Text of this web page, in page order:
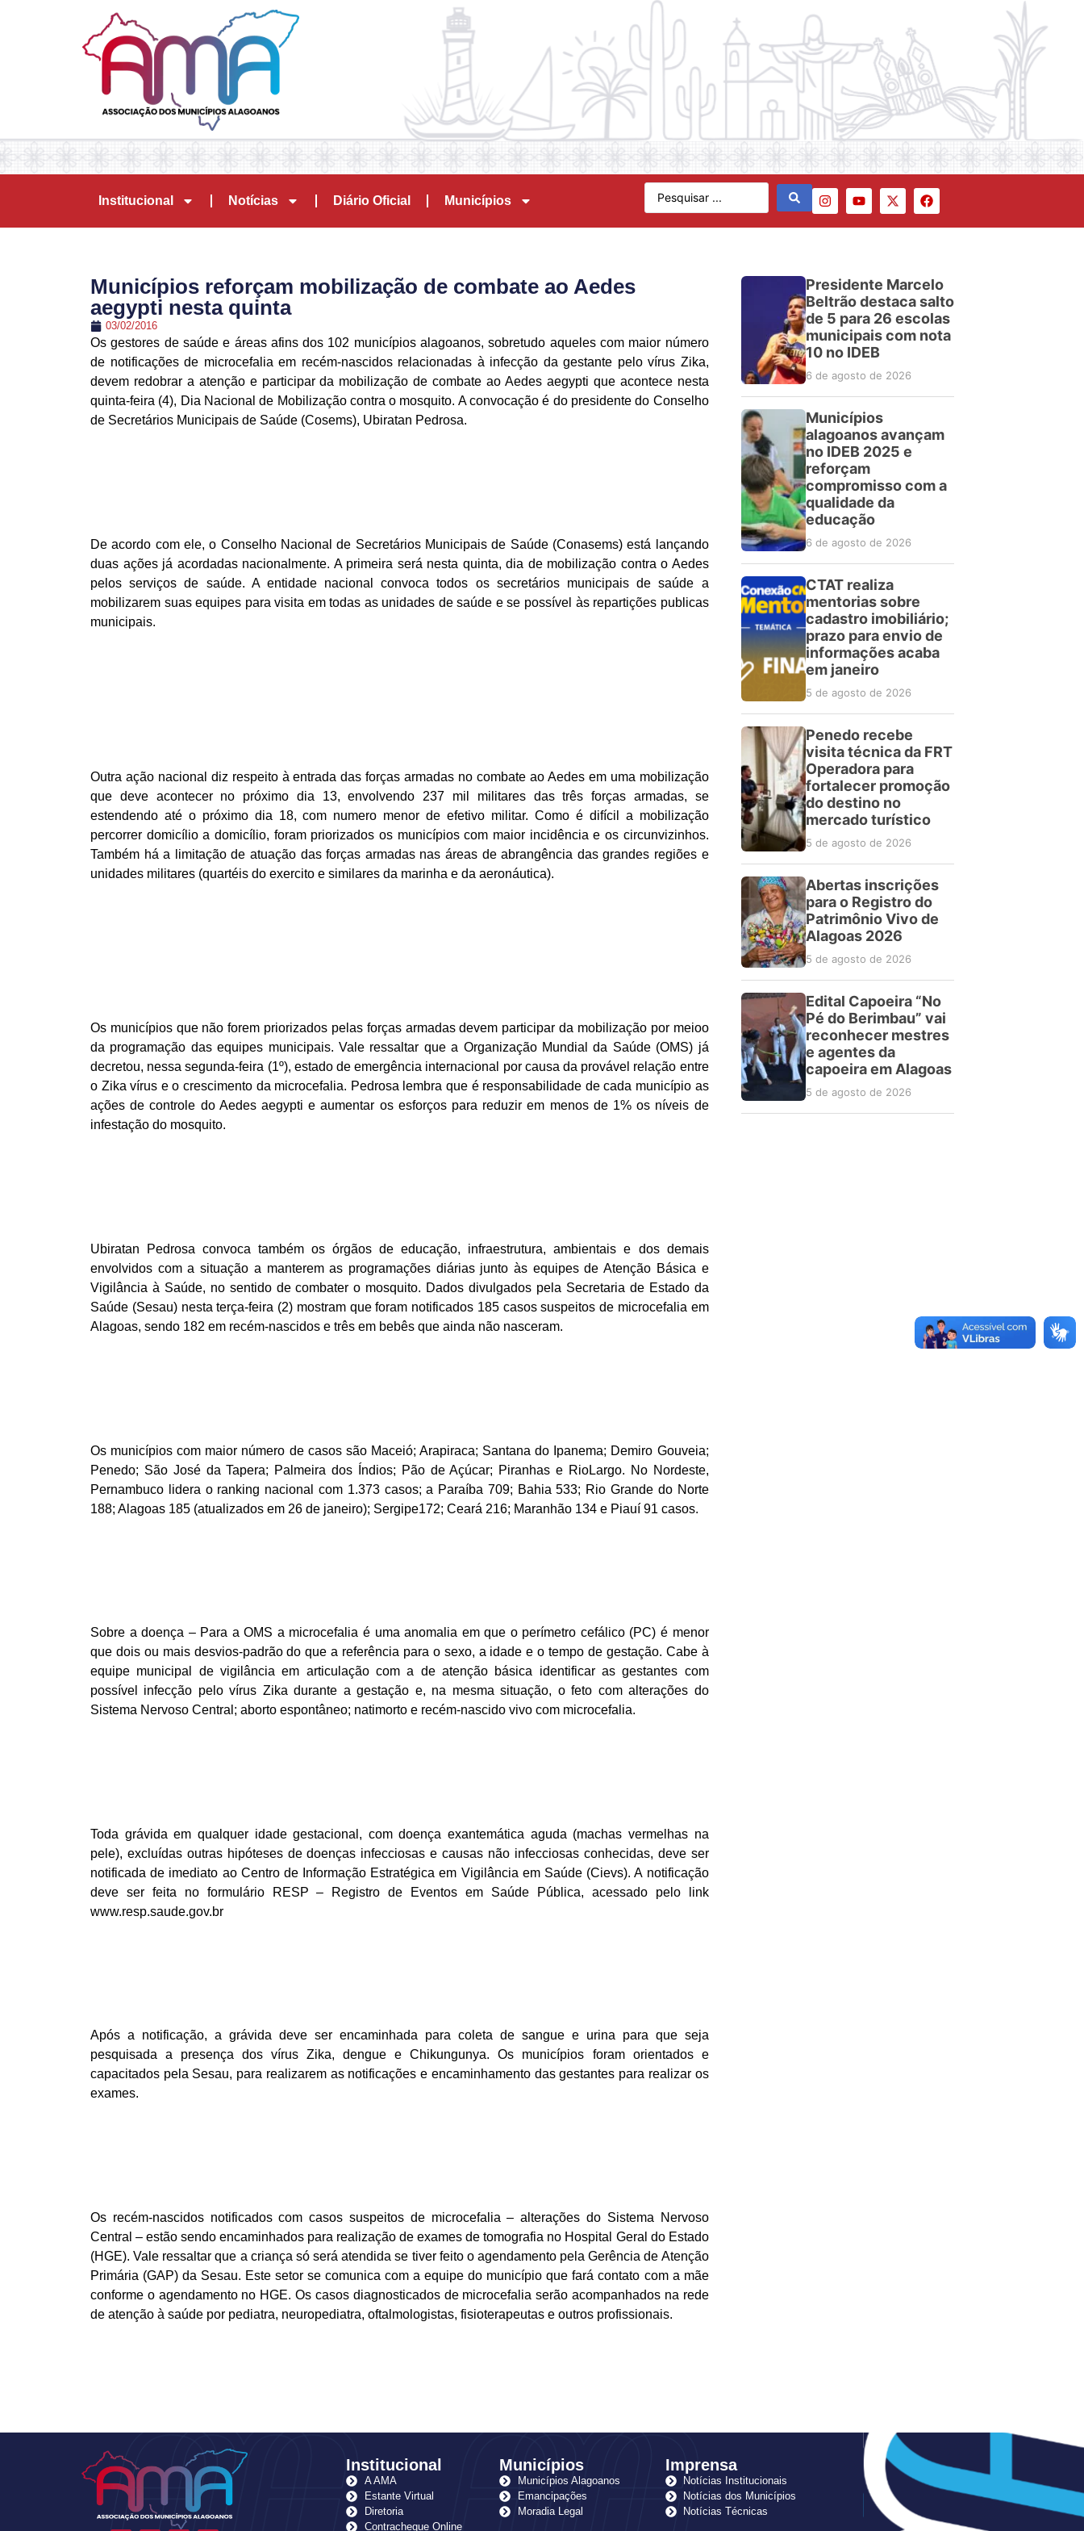
Institucional Notícias Diário Oficial Municípios
Municípios reforçam mobilização de combate ao Aedes
aegypti nesta quinta
03/02/2016
Os gestores de saúde e áreas afins dos 102 municípios alagoanos, sobretudo aqueles com maior número
de notificações de microcefalia em recém-nascidos relacionadas à infecção da gestante pelo vírus Zika,
devem redobrar a atenção e participar da mobilização de combate ao Aedes aegypti que acontece nesta
quinta-feira (4), Dia Nacional de Mobilização contra o mosquito. A convocação é do presidente do Conselho
de Secretários Municipais de Saúde (Cosems), Ubiratan Pedrosa.
De acordo com ele, o Conselho Nacional de Secretários Municipais de Saúde (Conasems) está lançando
duas ações já acordadas nacionalmente. A primeira será nesta quinta, dia de mobilização contra o Aedes
pelos serviços de saúde. A entidade nacional convoca todos os secretários municipais de saúde a
mobilizarem suas equipes para visita em todas as unidades de saúde e se possível às repartições publicas
municipais.
Outra ação nacional diz respeito à entrada das forças armadas no combate ao Aedes em uma mobilização
que deve acontecer no próximo dia 13, envolvendo 237 mil militares das três forças armadas, se
estendendo até o próximo dia 18, com numero menor de efetivo militar. Como é difícil a mobilização
percorrer domicílio a domicílio, foram priorizados os municípios com maior incidência e os circunvizinhos.
Também há a limitação de atuação das forças armadas nas áreas de abrangência das grandes regiões e
unidades militares (quartéis do exercito e similares da marinha e da aeronáutica).
Os municípios que não forem priorizados pelas forças armadas devem participar da mobilização por meioo
da programação das equipes municipais. Vale ressaltar que a Organização Mundial da Saúde (OMS) já
decretou, nessa segunda-feira (1º), estado de emergência internacional por causa da provável relação entre
o Zika vírus e o crescimento da microcefalia. Pedrosa lembra que é responsabilidade de cada município as
ações de controle do Aedes aegypti e aumentar os esforços para reduzir em menos de 1% os níveis de
infestação do mosquito.
Ubiratan Pedrosa convoca também os órgãos de educação, infraestrutura, ambientais e dos demais
envolvidos com a situação a manterem as programações diárias junto às equipes de Atenção Básica e
Vigilância à Saúde, no sentido de combater o mosquito. Dados divulgados pela Secretaria de Estado da
Saúde (Sesau) nesta terça-feira (2) mostram que foram notificados 185 casos suspeitos de microcefalia em
Alagoas, sendo 182 em recém-nascidos e três em bebês que ainda não nasceram.
Os municípios com maior número de casos são Maceió; Arapiraca; Santana do Ipanema; Demiro Gouveia;
Penedo; São José da Tapera; Palmeira dos Índios; Pão de Açúcar; Piranhas e RioLargo. No Nordeste,
Pernambuco lidera o ranking nacional com 1.373 casos; a Paraíba 709; Bahia 533; Rio Grande do Norte
188; Alagoas 185 (atualizados em 26 de janeiro); Sergipe172; Ceará 216; Maranhão 134 e Piauí 91 casos.
Sobre a doença – Para a OMS a microcefalia é uma anomalia em que o perímetro cefálico (PC) é menor
que dois ou mais desvios-padrão do que a referência para o sexo, a idade e o tempo de gestação. Cabe à
equipe municipal de vigilância em articulação com a de atenção básica identificar as gestantes com
possível infecção pelo vírus Zika durante a gestação e, na mesma situação, o feto com alterações do
Sistema Nervoso Central; aborto espontâneo; natimorto e recém-nascido vivo com microcefalia.
Toda grávida em qualquer idade gestacional, com doença exantemática aguda (machas vermelhas na
pele), excluídas outras hipóteses de doenças infecciosas e causas não infecciosas conhecidas, deve ser
notificada de imediato ao Centro de Informação Estratégica em Vigilância em Saúde (Cievs). A notificação
deve ser feita no formulário RESP – Registro de Eventos em Saúde Pública, acessado pelo link
www.resp.saude.gov.br
Após a notificação, a grávida deve ser encaminhada para coleta de sangue e urina para que seja
pesquisada a presença dos vírus Zika, dengue e Chikungunya. Os municípios foram orientados e
capacitados pela Sesau, para realizarem as notificações e encaminhamento das gestantes para realizar os
exames.
Os recém-nascidos notificados com casos suspeitos de microcefalia – alterações do Sistema Nervoso
Central – estão sendo encaminhados para realização de exames de tomografia no Hospital Geral do Estado
(HGE). Vale ressaltar que a criança só será atendida se tiver feito o agendamento pela Gerência de Atenção
Primária (GAP) da Sesau. Este setor se comunica com a equipe do município que fará contato com a mãe
conforme o agendamento no HGE. Os casos diagnosticados de microcefalia serão acompanhados na rede
de atenção à saúde por pediatra, neuropediatra, oftalmologistas, fisioterapeutas e outros profissionais.
Presidente Marcelo
Beltrão destaca salto
de 5 para 26 escolas
municipais com nota
10 no IDEB
6 de agosto de 2026
Municípios
alagoanos avançam
no IDEB 2025 e
reforçam
compromisso com a
qualidade da
educação
6 de agosto de 2026
CTAT realiza
mentorias sobre
cadastro imobiliário;
prazo para envio de
informações acaba
em janeiro
5 de agosto de 2026
Penedo recebe
visita técnica da FRT
Operadora para
fortalecer promoção
do destino no
mercado turístico
5 de agosto de 2026
Abertas inscrições
para o Registro do
Patrimônio Vivo de
Alagoas 2026
5 de agosto de 2026
Edital Capoeira “No
Pé do Berimbau” vai
reconhecer mestres
e agentes da
capoeira em Alagoas
5 de agosto de 2026
Institucional
A AMA
Estante Virtual
Diretoria
Contracheque Online
Municípios
Municípios Alagoanos
Emancipações
Moradia Legal
Imprensa
Notícias Institucionais
Notícias dos Municípios
Notícias Técnicas